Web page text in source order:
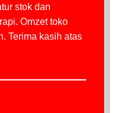
stok dan
Omzet toko
Terima kasih atas